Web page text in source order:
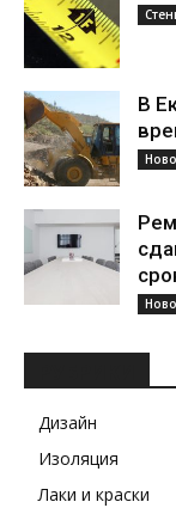
В
Дизайн
Изоляция
Лаки и краски